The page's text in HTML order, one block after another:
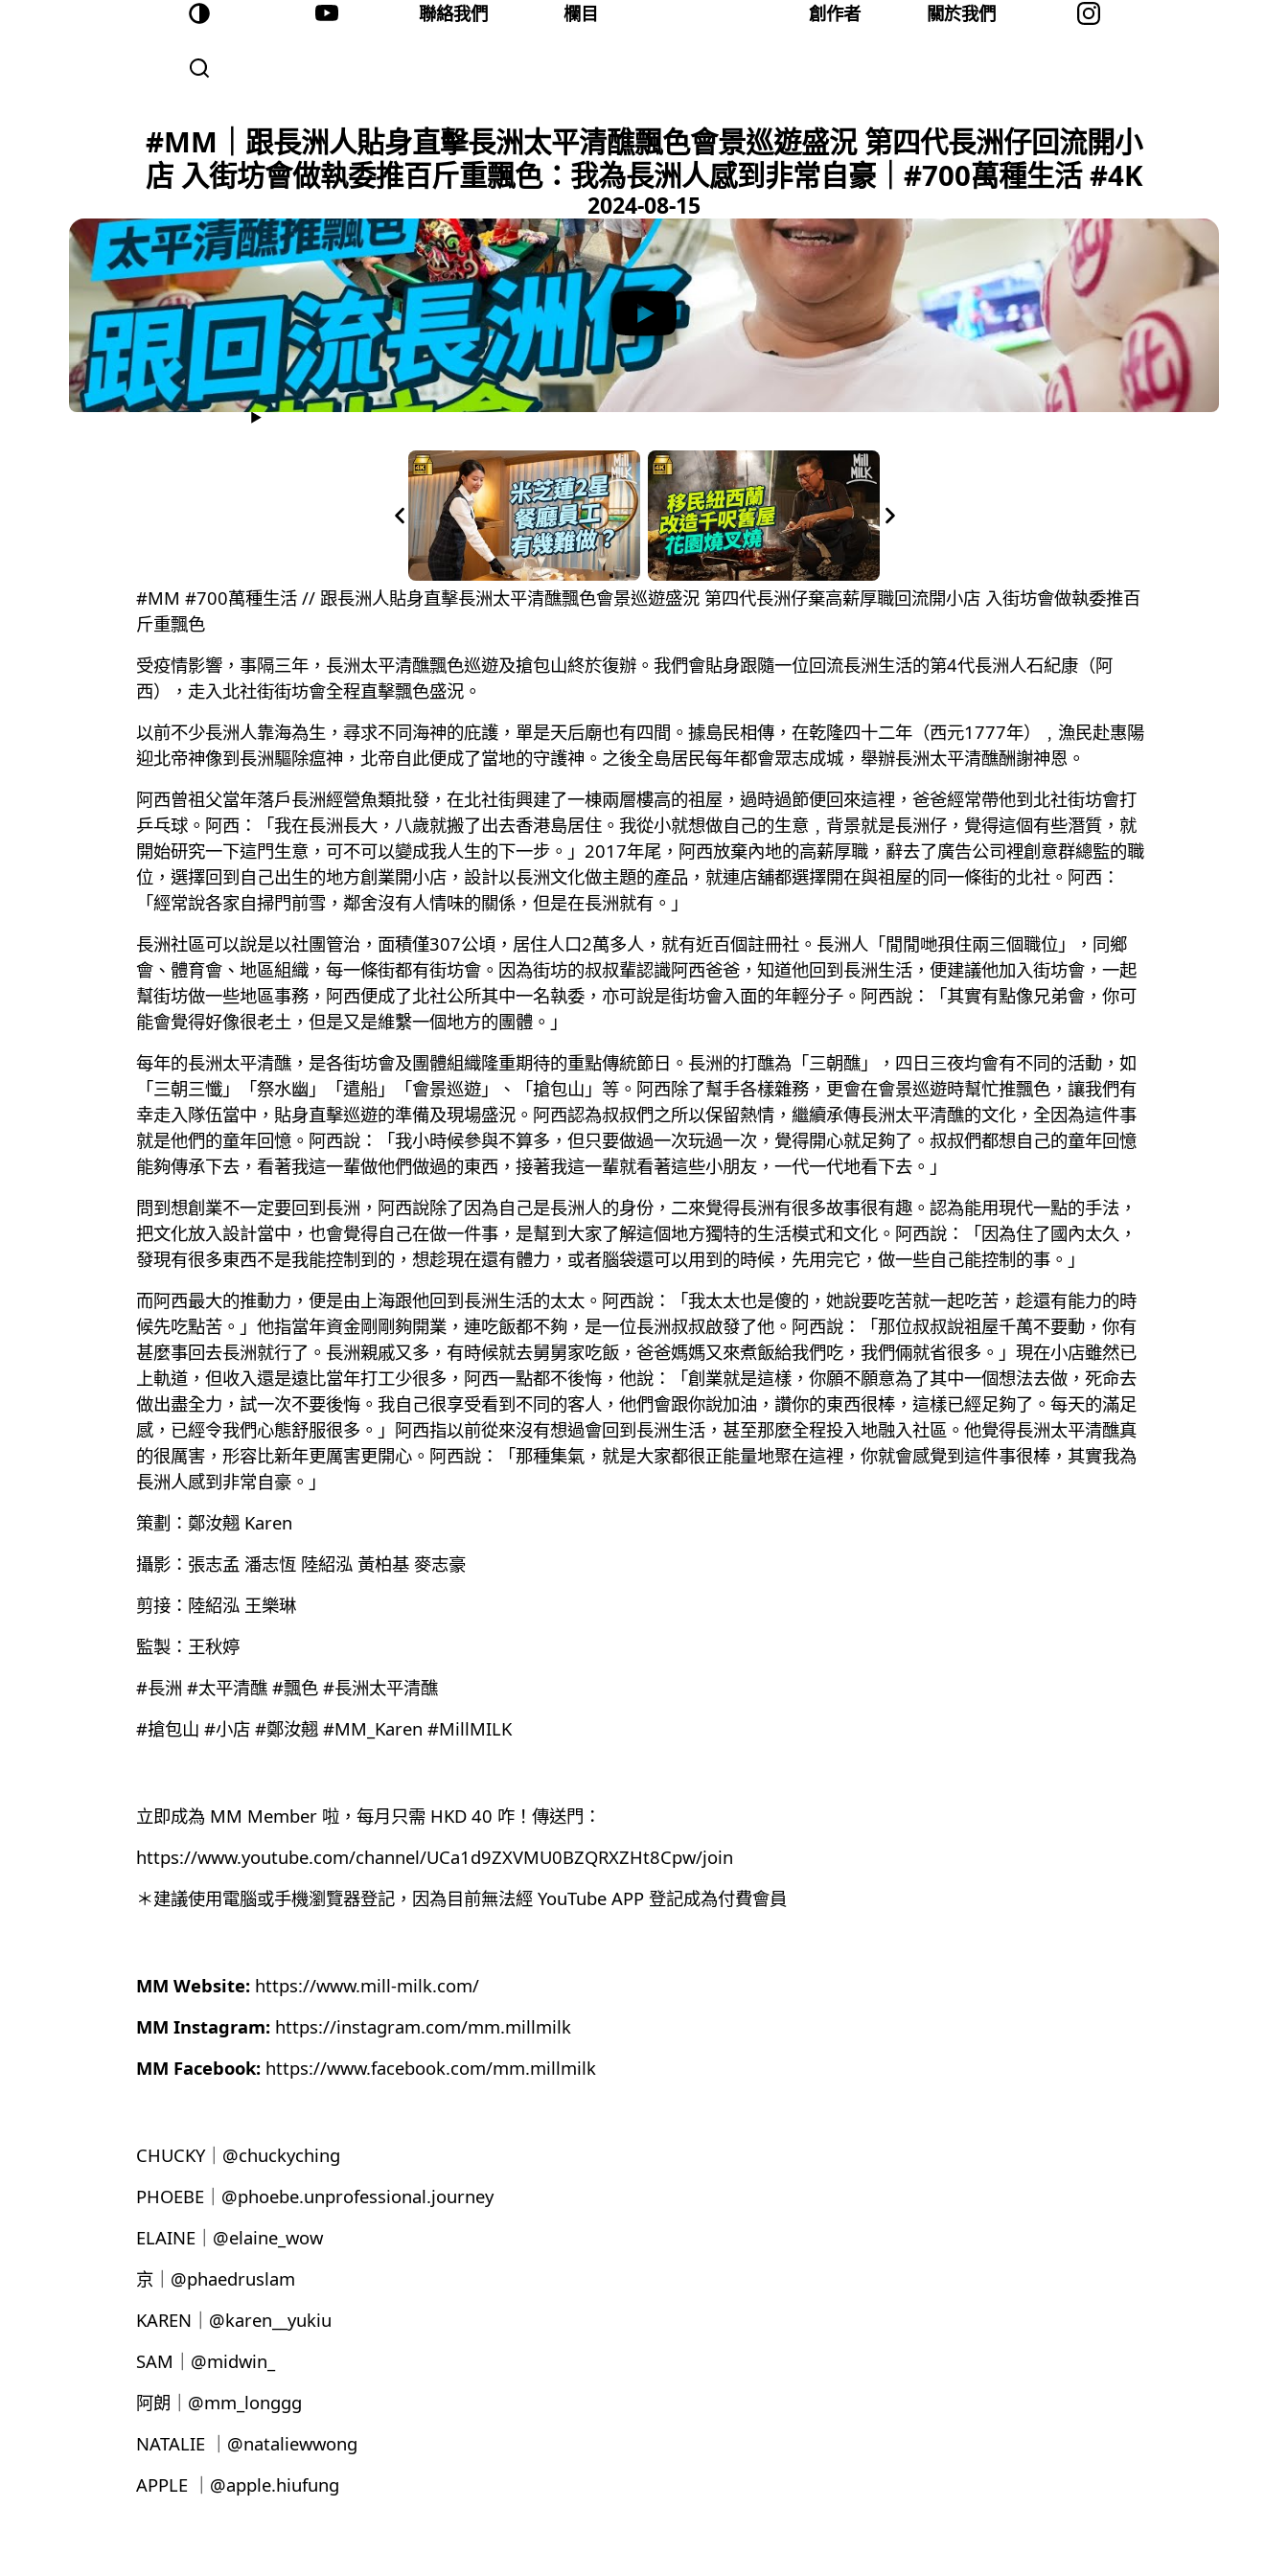
聯絡我們 欄目 創作者 關於我們
#MM｜跟長洲人貼身直擊長洲太平清醮飄色會景巡遊盛況 第四代長洲仔回流開小
店 入街坊會做執委推百斤重飄色：我為長洲人感到非常自豪｜#700萬種生活 #4K
2024-08-15
#MM #700萬種生活 // 跟長洲人貼身直擊長洲太平清醮飄色會景巡遊盛況 第四代長洲仔棄高薪厚職回流開小店 入街坊會做執委推百
斤重飄色
受疫情影響，事隔三年，長洲太平清醮飄色巡遊及搶包山終於復辦。我們會貼身跟隨一位回流長洲生活的第4代長洲人石紀康（阿
西），走入北社街街坊會全程直擊飄色盛況。
以前不少長洲人靠海為生，尋求不同海神的庇護，單是天后廟也有四間。據島民相傳，在乾隆四十二年（西元1777年）﹐漁民赴惠陽
迎北帝神像到長洲驅除瘟神，北帝自此便成了當地的守護神。之後全島居民每年都會眾志成城，舉辦長洲太平清醮酬謝神恩。
阿西曾祖父當年落戶長洲經營魚類批發，在北社街興建了一棟兩層樓高的祖屋，過時過節便回來這裡，爸爸經常帶他到北社街坊會打
乒乓球。阿西：「我在長洲長大，八歲就搬了出去香港島居住。我從小就想做自己的生意﹐背景就是長洲仔，覺得這個有些潛質，就
開始研究一下這門生意，可不可以變成我人生的下一步。」2017年尾，阿西放棄內地的高薪厚職，辭去了廣告公司裡創意群總監的職
位，選擇回到自己出生的地方創業開小店，設計以長洲文化做主題的產品，就連店舖都選擇開在與祖屋的同一條街的北社。阿西：
「經常說各家自掃門前雪，鄰舍沒有人情味的關係，但是在長洲就有。」
長洲社區可以說是以社團管治，面積僅307公頃，居住人口2萬多人，就有近百個註冊社。長洲人「閒閒哋孭住兩三個職位」，同鄉
會、體育會、地區組織，每一條街都有街坊會。因為街坊的叔叔輩認識阿西爸爸，知道他回到長洲生活，便建議他加入街坊會，一起
幫街坊做一些地區事務，阿西便成了北社公所其中一名執委，亦可說是街坊會入面的年輕分子。阿西說：「其實有點像兄弟會，你可
能會覺得好像很老土，但是又是維繫一個地方的團體。」
每年的長洲太平清醮，是各街坊會及團體組織隆重期待的重點傳統節日。長洲的打醮為「三朝醮」，四日三夜均會有不同的活動，如
「三朝三懺」「祭水幽」「遣船」「會景巡遊」、「搶包山」等。阿西除了幫手各樣雜務，更會在會景巡遊時幫忙推飄色，讓我們有
幸走入隊伍當中，貼身直擊巡遊的準備及現場盛況。阿西認為叔叔們之所以保留熱情，繼續承傳長洲太平清醮的文化，全因為這件事
就是他們的童年回憶。阿西說：「我小時候參與不算多，但只要做過一次玩過一次，覺得開心就足夠了。叔叔們都想自己的童年回憶
能夠傳承下去，看著我這一輩做他們做過的東西，接著我這一輩就看著這些小朋友，一代一代地看下去。」
問到想創業不一定要回到長洲，阿西說除了因為自己是長洲人的身份，二來覺得長洲有很多故事很有趣。認為能用現代一點的手法，
把文化放入設計當中，也會覺得自己在做一件事，是幫到大家了解這個地方獨特的生活模式和文化。阿西說：「因為住了國內太久，
發現有很多東西不是我能控制到的，想趁現在還有體力，或者腦袋還可以用到的時候，先用完它，做一些自己能控制的事。」
而阿西最大的推動力，便是由上海跟他回到長洲生活的太太。阿西說：「我太太也是傻的，她說要吃苦就一起吃苦，趁還有能力的時
候先吃點苦。」他指當年資金剛剛夠開業，連吃飯都不夠，是一位長洲叔叔啟發了他。阿西說：「那位叔叔說祖屋千萬不要動，你有
甚麼事回去長洲就行了。長洲親戚又多，有時候就去舅舅家吃飯，爸爸媽媽又來煮飯給我們吃，我們倆就省很多。」現在小店雖然已
上軌道，但收入還是遠比當年打工少很多，阿西一點都不後悔，他說：「創業就是這樣，你願不願意為了其中一個想法去做，死命去
做出盡全力，試一次不要後悔。我自己很享受看到不同的客人，他們會跟你說加油，讚你的東西很棒，這樣已經足夠了。每天的滿足
感，已經令我們心態舒服很多。」阿西指以前從來沒有想過會回到長洲生活，甚至那麼全程投入地融入社區。他覺得長洲太平清醮真
的很厲害，形容比新年更厲害更開心。阿西說：「那種集氣，就是大家都很正能量地聚在這裡，你就會感覺到這件事很棒，其實我為
長洲人感到非常自豪。」
策劃：鄭汝翹 Karen
攝影：張志孟 潘志恆 陸紹泓 黃柏基 麥志豪
剪接：陸紹泓 王樂琳
監製：王秋婷
#長洲 #太平清醮 #飄色 #長洲太平清醮
#搶包山 #小店 #鄭汝翹 #MM_Karen #MillMILK
立即成為 MM Member 啦，每月只需 HKD 40 咋！傳送門：
https://www.youtube.com/channel/UCa1d9ZXVMU0BZQRXZHt8Cpw/join
＊建議使用電腦或手機瀏覽器登記，因為目前無法經 YouTube APP 登記成為付費會員
MM Website: https://www.mill-milk.com/
MM Instagram: https://instagram.com/mm.millmilk
MM Facebook: https://www.facebook.com/mm.millmilk
CHUCKY｜@chuckyching
PHOEBE｜@phoebe.unprofessional.journey
ELAINE｜@elaine_wow
京｜@phaedruslam
KAREN｜@karen__yukiu
SAM｜@midwin_
阿朗｜@mm_longgg
NATALIE ｜@nataliewwong
APPLE ｜@apple.hiufung